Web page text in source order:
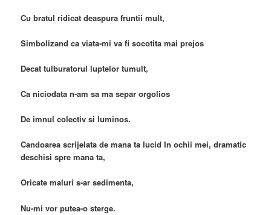
Cu bratul ridicat deaspura fruntii mult,
Simbolizand ca viata-mi va fi socotita mai prejos
Decat tulburatorul luptelor tumult,
Ca niciodata n-am sa ma separ orgolios
De imnul colectiv si luminos.
Candoarea scrijelata de mana ta lucid In ochii mei, dramatic
deschisi spre mana ta,
Oricate maluri s-ar sedimenta,
Nu-mi vor putea-o sterge.